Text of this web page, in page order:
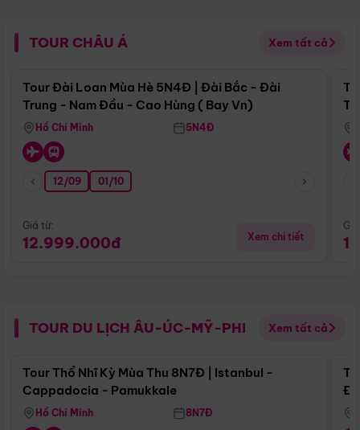
TOUR CHÂU Á Xem tất cả
Điểm nổi bật
Tour Đài Loan Mùa Hè 5N4Đ | Đài Bắc - Đài
Trung - Nam Đầu - Cao Hùng ( Bay Vn)
Hồ Chí Minh 5N4Đ
12/09 01/10
Giá từ:
12.999.000đ Xem chi tiết
TOUR DU LỊCH ÂU-ÚC-MỸ-PHI Xem tất cả
Điểm nổi bật
Tour Thổ Nhĩ Kỳ Mùa Thu 8N7Đ | Istanbul -
Cappadocia - Pamukkale
Hồ Chí Minh 8N7Đ